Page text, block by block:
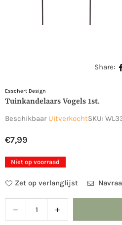
Share:
Esschert Design
Tuinkandelaars Vogels 1st.
Beschikbaar UitverkochtSKU:
Normale
prijs
€7,99
Niet op voorraad
Zet op verlanglijst
Hoeveelheid
Verlaag
de
Verhoog
de